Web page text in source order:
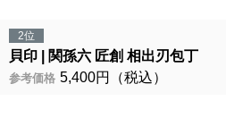
2位
貝印 関孫六 匠創 相出刃包丁
参考価格 5,400円（税込）